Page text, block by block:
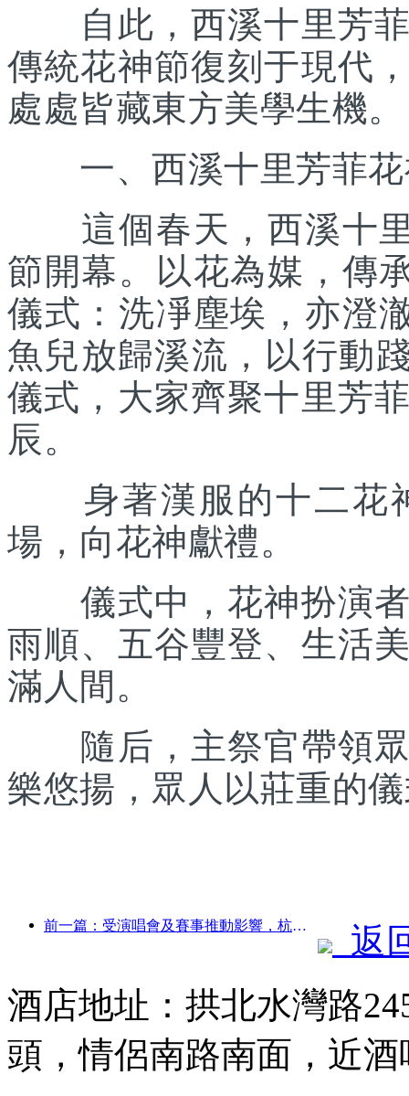
自此，西溪十里芳菲
傳統花神節復刻于現代
處處皆藏東方美學生機。
一、西溪十里芳菲花
這個春天，西溪十里
節開幕。以花為媒，傳
儀式：洗凈塵埃，亦澄
魚兒放歸溪流，以行動
儀式，大家齊聚十里芳
辰。
身著漢服的十二花
場，向花神獻禮。
儀式中，花神扮演者
雨順、五谷豐登、生活
滿人間。
隨后，主祭官帶領眾
樂悠揚，眾人以莊重的
前一篇：受演唱會及賽事推動影響，杭州3月酒店業績有望持續走高
返
酒店地址：拱北水灣路
頭，情侶南路南面，近酒